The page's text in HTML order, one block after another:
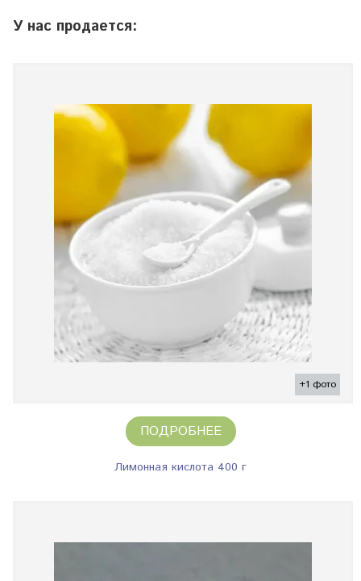
У нас продается:
+1 фото
ПОДРОБНЕЕ
Лимонная кислота 400 г